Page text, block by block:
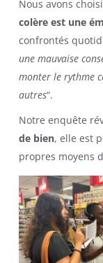
Nous avons
colère est une
confrontés
une mauvaise
monter le rythme
autres“.
Notre enquête
de bien, elle est
propres moyens